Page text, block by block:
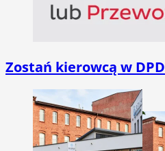
Zostań kierowcą w DPD